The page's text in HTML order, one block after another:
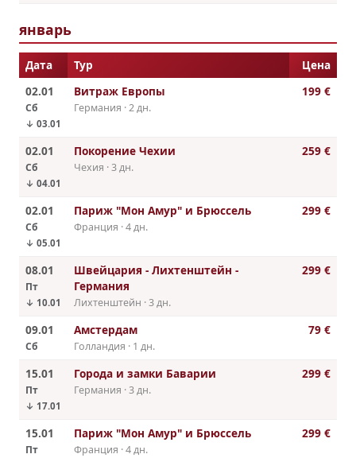
январь
Дата Тур
Цена
02.01
Сб
↓ 03.01
Витраж Европы
Германия · 2 дн.
199 €
02.01
Сб
↓ 04.01
Покорение Чехии
Чехия · 3 дн.
259 €
02.01
Сб
↓ 05.01
Париж "Мон Амур" и Брюссель
Франция · 4 дн.
299 €
08.01
Пт
↓ 10.01
Швейцария - Лихтенштейн -
Германия
Лихтенштейн · 3 дн.
299 €
09.01
Сб
Амстердам
Голландия · 1 дн.
79 €
15.01
Пт
↓ 17.01
Города и замки Баварии
Германия · 3 дн.
299 €
15.01
Пт
Париж "Мон Амур" и Брюссель
Франция · 4 дн.
299 €